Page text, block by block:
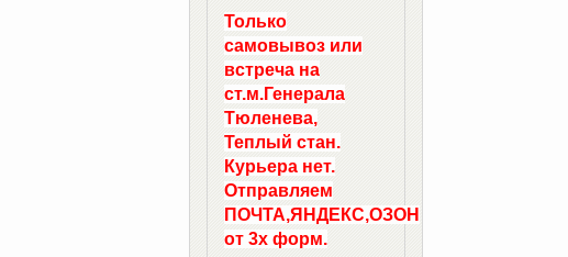
Только
самовывоз или
встреча на
ст.м.Генерала
Тюленева,
Теплый стан.
Курьера нет.
Отправляем
ПОЧТА,ЯНДЕКС,ОЗОН
от 3х форм.